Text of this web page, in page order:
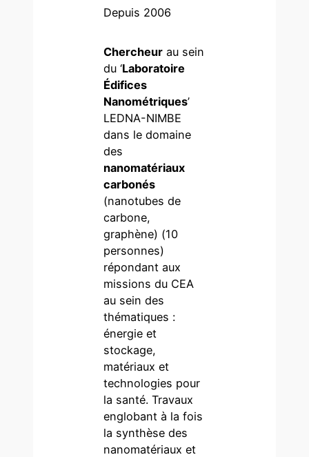
Depuis 2006
Chercheur au sein
du ‘Laboratoire
Édifices
Nanométriques’
LEDNA-NIMBE
dans le domaine
des
nanomatériaux
carbonés
(nanotubes de
carbone,
graphène) (10
personnes)
répondant aux
missions du CEA
au sein des
thématiques :
énergie et
stockage,
matériaux et
technologies pour
la santé. Travaux
englobant à la fois
la synthèse des
nanomatériaux et